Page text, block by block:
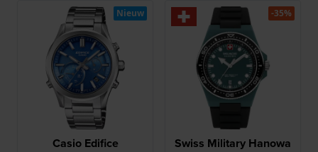
Casio Edifice
Nieuw
Swiss Military Hanowa
-35%